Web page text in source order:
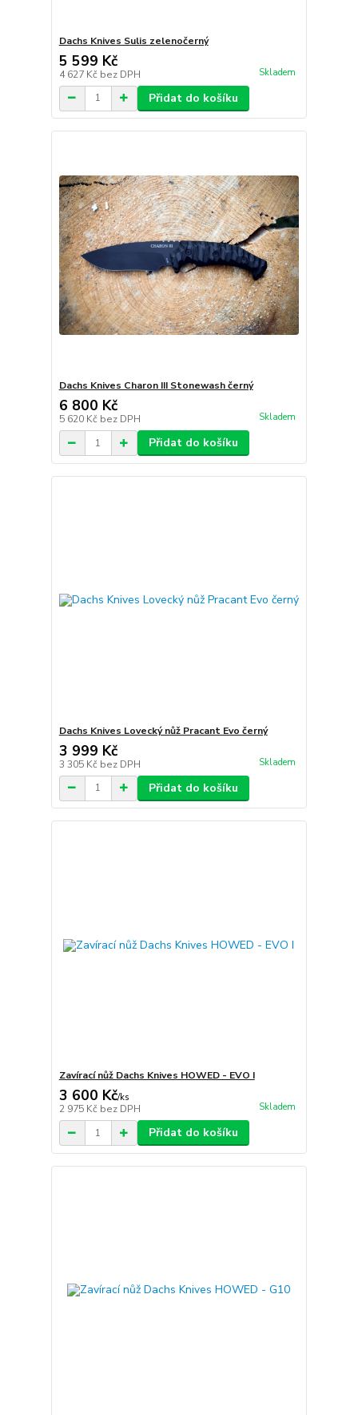
Dachs Knives Sulis zelenočerný
5 599 Kč
4 627 Kč bez DPH Skladem
Přidat do košíku
Dachs Knives Charon III Stonewash černý
6 800 Kč
5 620 Kč bez DPH Skladem
Přidat do košíku
Dachs Knives Lovecký nůž Pracant Evo černý
3 999 Kč
3 305 Kč bez DPH Skladem
Přidat do košíku
Zavírací nůž Dachs Knives HOWED - EVO I
3 600 Kč/ks
2 975 Kč bez DPH Skladem
Přidat do košíku